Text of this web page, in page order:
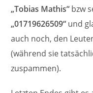
„Tobias Mathis“ bzw
„01719626509“ und
auch noch, den
(während sie
zuspammen).